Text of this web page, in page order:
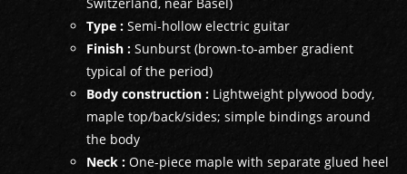
AUTRE
Type : Semi-hollow electric guitar
Finish : Sunburst (brown-to-amber gradient
typical of the period)
Body construction : Lightweight plywood body,
maple top/back/sides; simple bindings around
the body
Neck : One-piece maple with separate glued heel